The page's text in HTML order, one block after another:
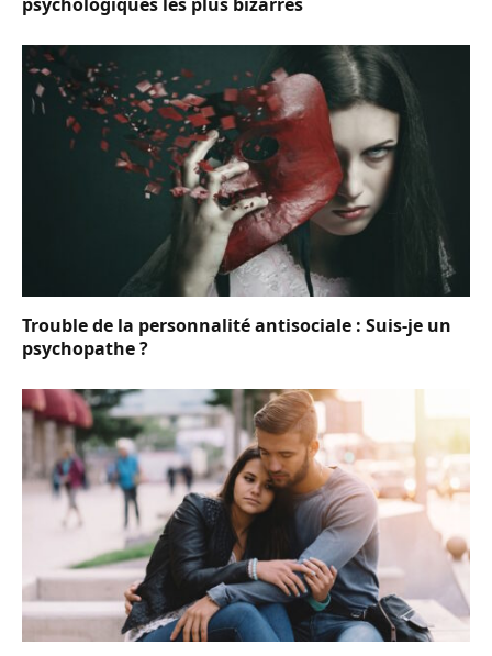
Trouble de la personnalité antisociale : Suis-je un
psychopathe ?